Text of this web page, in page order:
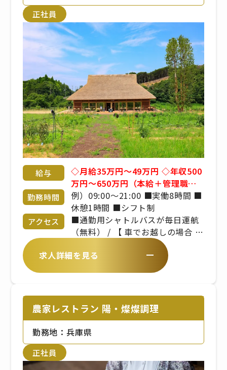
正社員
給与
◇月給35万円～49万円 ◇年収500
万円～650万円（本給＋管理職手
当＋賞与） ■昇給年1回 ■賞与年
2回 ※年齢や経験を考慮のうえ、
当社規定により決定いたします
勤務時間
例）09:00～21:00 ■実働8時間 ■
休憩1時間 ■シフト制
アクセス
■通勤用シャトルバスが毎日運航
（無料） / 【 車でお越しの場合 】
/ ・淡路IC～約20分）【 バスでお
越しの場合 】 / あわ神あわ姫バ
ス Awaji Nature Lab & Resort
求人詳細を見る
農家レストラン 陽・燦燦調理
勤務地：兵庫県
正社員